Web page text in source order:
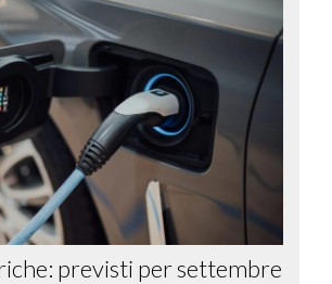
previsti per settembre